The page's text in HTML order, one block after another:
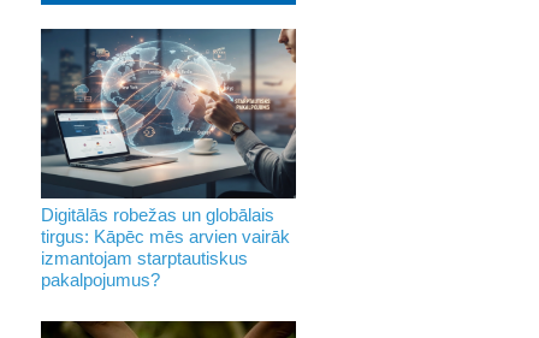
Digitālās robežas un globālais
tirgus: Kāpēc mēs arvien vairāk
izmantojam starptautiskus
pakalpojumus?